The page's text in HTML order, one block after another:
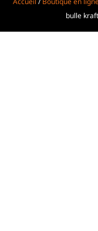
bulle